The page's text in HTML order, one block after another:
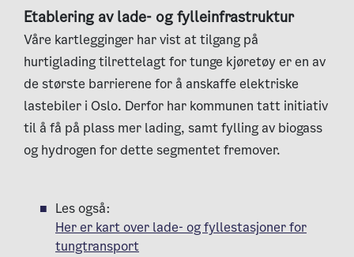
Etablering av lade- og fylleinfrastruktur
Våre kartlegginger har vist at tilgang på
hurtiglading tilrettelagt for tunge kjøretøy er en av
de største barrierene for å anskaffe elektriske
lastebiler i Oslo. Derfor har kommunen tatt initiativ
til å få på plass mer lading, samt fylling av biogass
og hydrogen for dette segmentet fremover.
Les også:
Her er kart over lade- og fyllestasjoner for
tungtransport